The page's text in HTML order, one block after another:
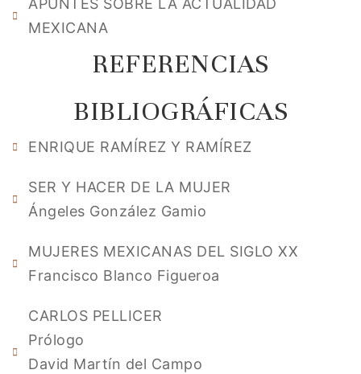
APUNTES SOBRE LA ACTUALIDAD
MEXICANA
REFERENCIAS
BIBLIOGRÁFICAS
ENRIQUE RAMÍREZ Y RAMÍREZ
SER Y HACER DE LA MUJER
Ángeles González Gamio
MUJERES MEXICANAS DEL SIGLO XX
Francisco Blanco Figueroa
CARLOS PELLICER
Prólogo
David Martín del Campo